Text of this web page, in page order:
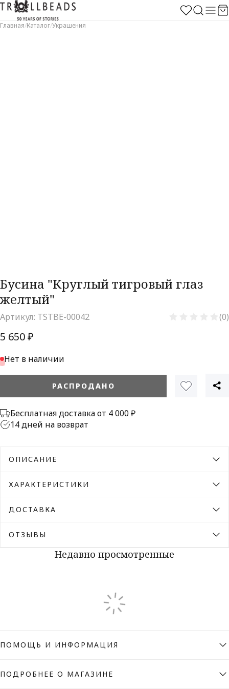
Главная/Каталог/Украшения
Бусина "Круглый тигровый глаз
желтый"
Артикул: TSTBE-00042 (0)
5 650 ₽
Нет в наличии
РАСПРОДАНО
Бесплатная доставка от 4 000 ₽
14 дней на возврат
ОПИСАНИЕ
ХАРАКТЕРИСТИКИ
ДОСТАВКА
ОТЗЫВЫ
Недавно просмотренные
ПОМОЩЬ И ИНФОРМАЦИЯ
ПОДРОБНЕЕ О МАГАЗИНЕ